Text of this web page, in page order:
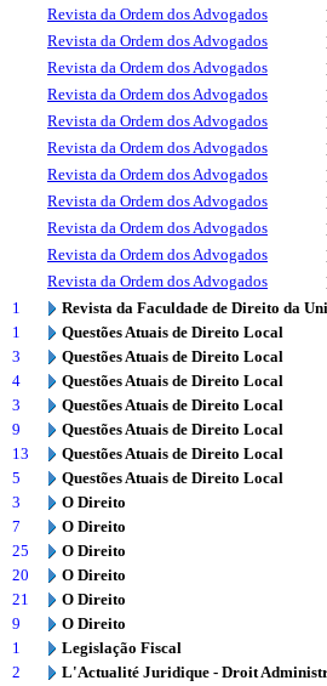
Revista da Ordem dos Advogados
Revista da Ordem dos Advogados
Revista da Ordem dos Advogados
Revista da Ordem dos Advogados
Revista da Ordem dos Advogados
Revista da Ordem dos Advogados
Revista da Ordem dos Advogados
Revista da Ordem dos Advogados
Revista da Ordem dos Advogados
Revista da Ordem dos Advogados
Revista da Ordem dos Advogados
1
Revista da Faculdade de Direito da
1
Questões Atuais de Direito Local
3
Questões Atuais de Direito Local
4
Questões Atuais de Direito Local
3
Questões Atuais de Direito Local
9
Questões Atuais de Direito Local
13
Questões Atuais de Direito Local
5
Questões Atuais de Direito Local
3
O Direito
7
O Direito
25
O Direito
20
O Direito
21
O Direito
9
O Direito
1
Legislação Fiscal
2
L'Actualité Juridique - Droit